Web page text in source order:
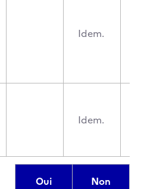
Idem.
Idem.
Oui Non